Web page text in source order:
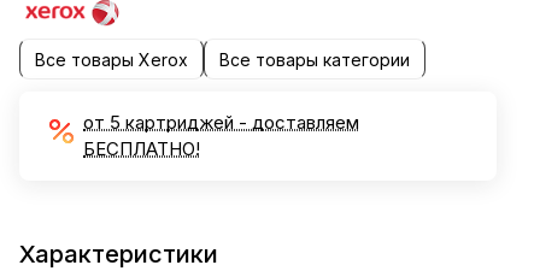
Все товары Xerox Все товары категории
от 5 картриджей - доставляем
БЕСПЛАТНО!
Характеристики